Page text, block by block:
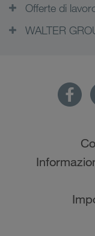
Offerte di
WALTER